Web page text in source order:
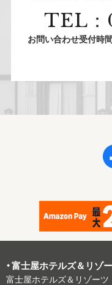
TEL：
お問い合わせ受付時
富⼠屋ホテルズ＆リゾ
富⼠屋ホテルズ＆リゾーツ